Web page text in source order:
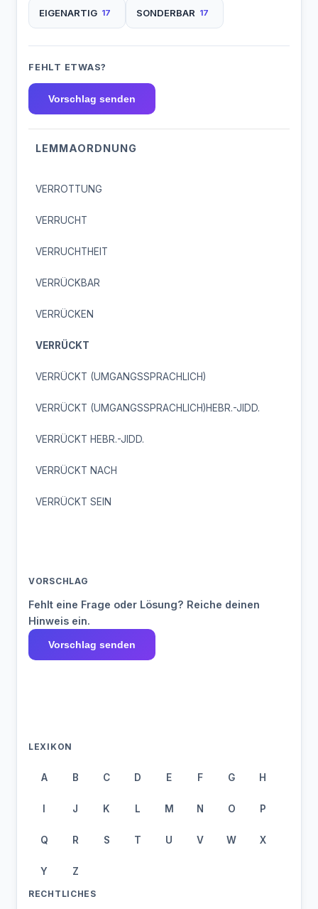
EIGENARTIG 17 SONDERBAR 17
FEHLT ETWAS?
Vorschlag senden
LEMMAORDNUNG
VERROTTUNG
VERRUCHT
VERRUCHTHEIT
VERRÜCKBAR
VERRÜCKEN
VERRÜCKT
VERRÜCKT (UMGANGSSPRACHLICH)
VERRÜCKT (UMGANGSSPRACHLICH)HEBR.-JIDD.
VERRÜCKT HEBR.-JIDD.
VERRÜCKT NACH
VERRÜCKT SEIN
VORSCHLAG
Fehlt eine Frage oder Lösung? Reiche deinen
Hinweis ein.
Vorschlag senden
LEXIKON
A B C D E F G H
I J K L M N O P
Q R S T U V W X
Y Z
RECHTLICHES